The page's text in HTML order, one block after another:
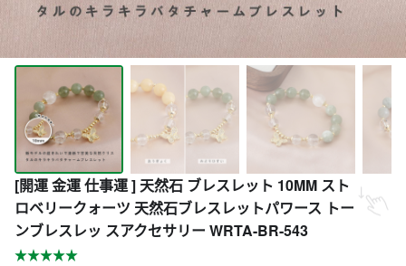
[開運 金運 仕事運 ] 天然石 ブレスレット 10MM スト
ロベリークォーツ 天然石ブレスレットパワース トー
ンブレスレッ スアクセサリー WRTA-BR-543